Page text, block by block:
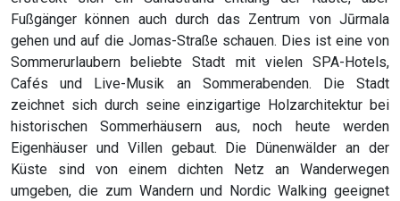
Fußgänger können auch durch das Zentrum von Jūrmala
gehen und auf die Jomas-Straße schauen. Dies ist eine von
Sommerurlaubern beliebte Stadt mit vielen SPA-Hotels,
Cafés und Live-Musik an Sommerabenden. Die Stadt
zeichnet sich durch seine einzigartige Holzarchitektur bei
historischen Sommerhäusern aus, noch heute werden
Eigenhäuser und Villen gebaut. Die Dünenwälder an der
Küste sind von einem dichten Netz an Wanderwegen
umgeben, die zum Wandern und Nordic Walking geeignet